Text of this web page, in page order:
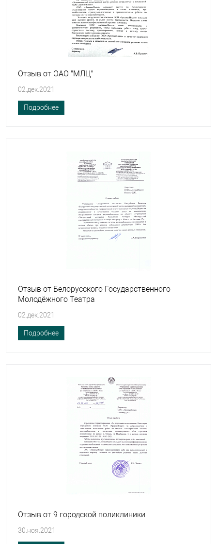
Отзыв от ОАО "МЛЦ"
02.дек.2021
Подробнее
Отзыв от Белорусского Государственного
Молодёжного Театра
02.дек.2021
Подробнее
Отзыв от 9 городской поликлиники
30.ноя.2021